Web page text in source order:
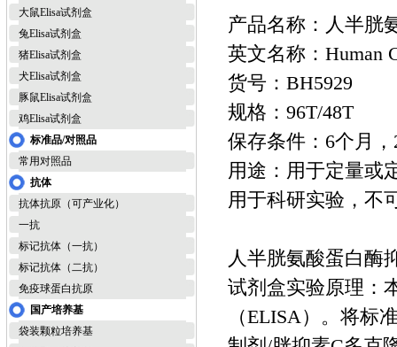
大鼠Elisa试剂盒
兔Elisa试剂盒
猪Elisa试剂盒
犬Elisa试剂盒
豚鼠Elisa试剂盒
鸡Elisa试剂盒
标准品/对照品
常用对照品
抗体
抗体抗原（可产业化）
一抗
标记抗体（一抗）
标记抗体（二抗）
免疫球蛋白抗原
国产培养基
袋装颗粒培养基
产品名称：人半胱
英文名称：Human
货号：BH5929
规格：96T/48T
保存条件：6个月
用途：用于定量或
用于科研实验，不
人半胱氨酸蛋白酶
试剂盒实验原理：
（ELISA）。将标